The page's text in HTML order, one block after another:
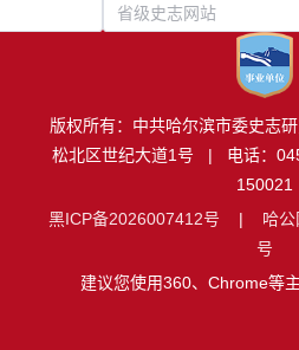
省级史志网站
版权所有：中共哈尔滨市委史
松北区世纪大道1号 | 电话：
150021
黑ICP备2026007412号 | 哈
号
建议您使用360、Chrome等